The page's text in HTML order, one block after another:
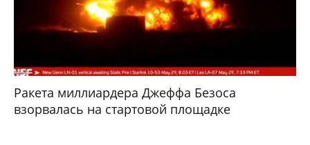
Ракета миллиардера Джеффа Безоса
взорвалась на стартовой площадке